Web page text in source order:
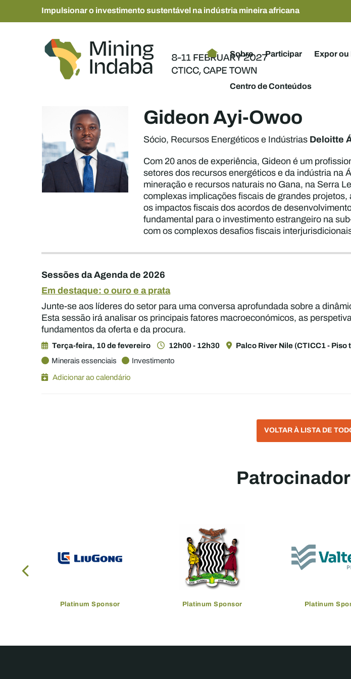
Impulsionar o investimento sustentável na indústria mineira africana
Sobre Participar Expor
Centro de Conteúdos
Gideon Ayi-Owoo
Sócio, Recursos Energéticos e Indústrias Deloitte
Com 20 anos de experiência, Gideon é um
setores dos recursos energéticos e da indústria na
mineração e recursos naturais no Gana, na Serra
complexas implicações fiscais de grandes
os impactos fiscais dos acordos de
fundamental para o investimento estrangeiro na
com os complexos desafios fiscais
Sessões da Agenda de 2026
Em destaque: o ouro e a prata
Junte-se aos líderes do setor para uma conversa aprofundada sobre a
Esta sessão irá analisar os principais fatores macroeconómicos, as
fundamentos da oferta e da procura.
Terça-feira, 10 de fevereiro 12h00 - 12h30
Palco River Nile (CTICC1 -
Minerais essenciais
Investimento
Adicionar ao calendário
VOLTAR À LISTA DE
Platinum Sponsor Platinum Sponsor Platinum